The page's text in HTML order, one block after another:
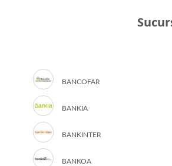
BANCOFAR
BANKIA
BANKINTER
BANKOA